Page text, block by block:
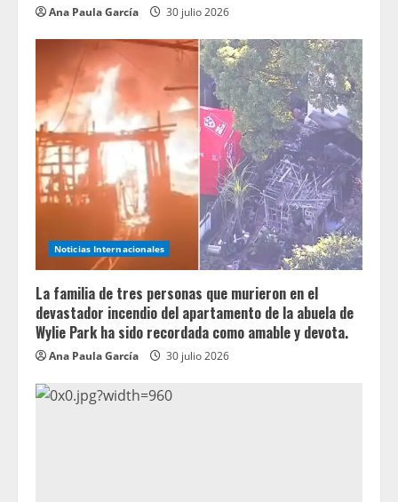
Ana Paula García 30 julio 2026
Noticias Internacionales
La familia de tres personas que murieron en el
devastador incendio del apartamento de la abuela de
Wylie Park ha sido recordada como amable y devota.
Ana Paula García 30 julio 2026